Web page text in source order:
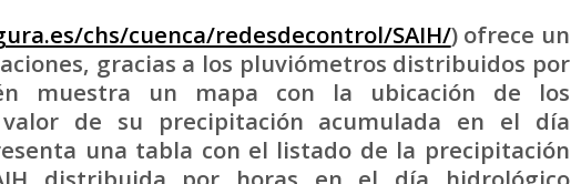
chs/cuenca/redesdecontrol/SAIH/) ofrece un
gracias a los pluviómetros distribuidos por
muestra un mapa con la ubicación de los
de su precipitación acumulada en el día
una tabla con el listado de la precipitación